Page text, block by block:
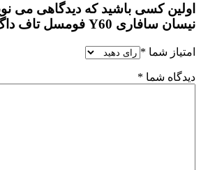
اولین کسی باشید که دیدگاهی می
نیسان سافاری Y60 فومسل تاف داگ”
امتیاز شما *
دیدگاه شما *